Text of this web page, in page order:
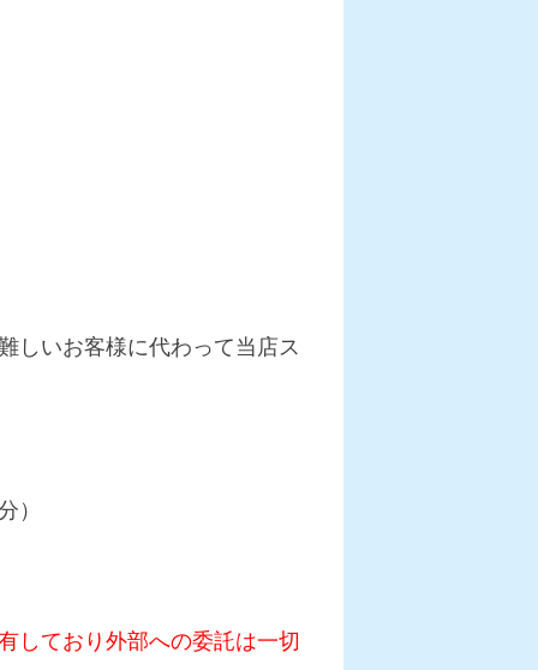
しいお客様に代わって当店ス
）
しており外部への委託は一切